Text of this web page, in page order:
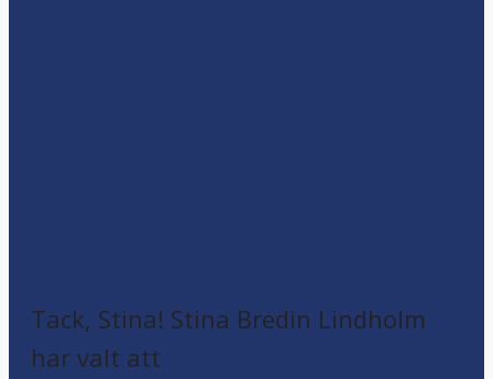
Tack, Stina! Stina Bredin Lindholm
har valt att